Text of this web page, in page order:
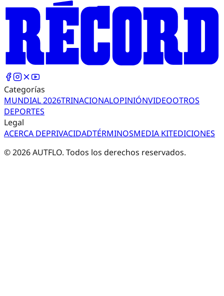
Categorías
MUNDIAL 2026TRINACIONALOPINIÓNVIDEOOTROS
DEPORTES
Legal
ACERCA DEPRIVACIDADTÉRMINOSMEDIA KITEDICIONES
©2026AUTFLO. Todos los derechos reservados.